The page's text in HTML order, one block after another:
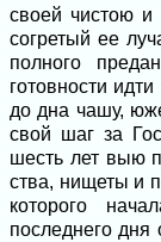
своей чистою
согретый ее
полного
готовности
до дна чашу,
свой шаг за
шесть лет выю
ства, нищеты и
которого
последнего